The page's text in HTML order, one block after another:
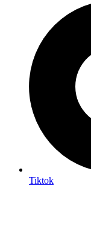
Tiktok